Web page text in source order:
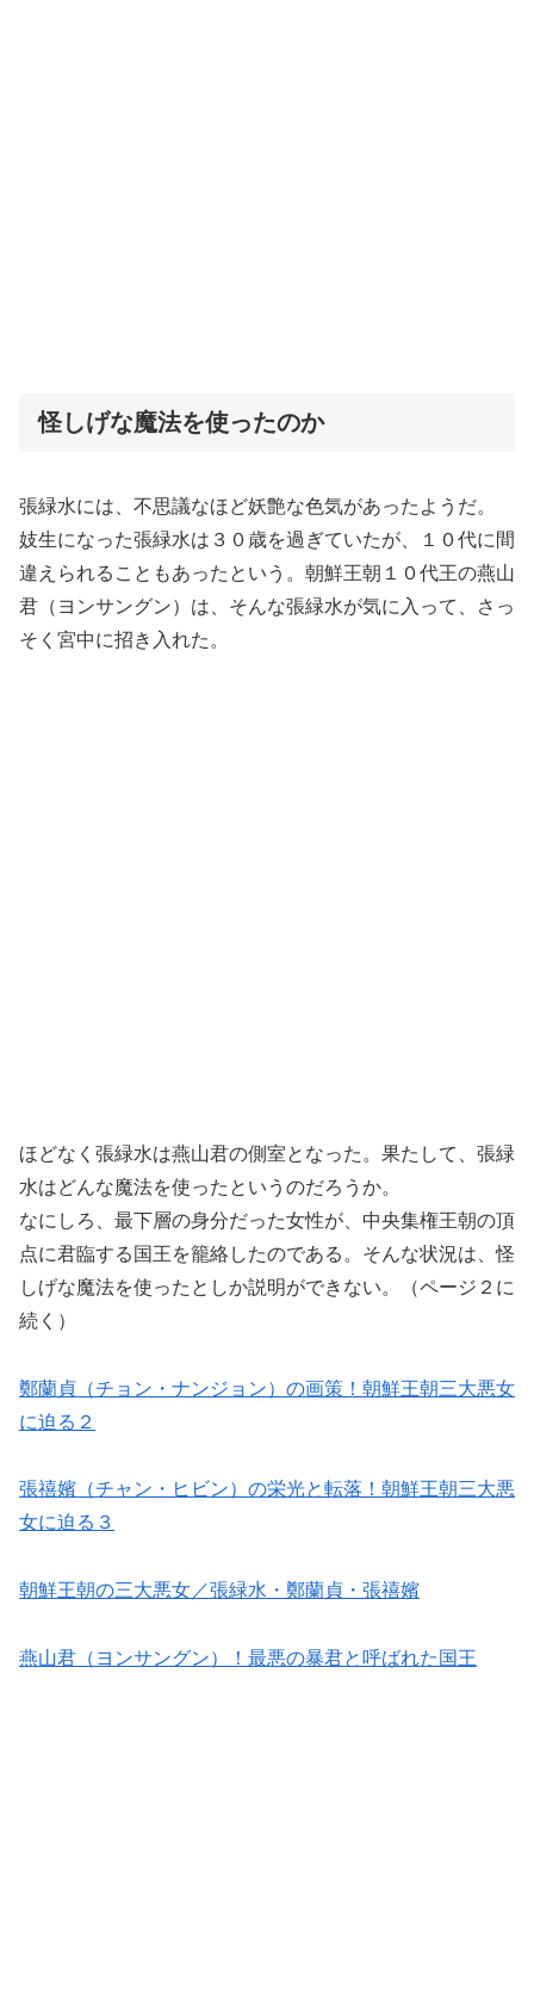
怪しげな魔法を使ったのか
張緑水には、不思議なほど妖艶な色気があったようだ。
妓生になった張緑水は３０歳を過ぎていたが、１０代に間
違えられることもあったという。朝鮮王朝１０代王の燕山
君（ヨンサングン）は、そんな張緑水が気に入って、さっ
そく宮中に招き入れた。
ほどなく張緑水は燕山君の側室となった。果たして、張緑
水はどんな魔法を使ったというのだろうか。
なにしろ、最下層の身分だった女性が、中央集権王朝の頂
点に君臨する国王を籠絡したのである。そんな状況は、怪
しげな魔法を使ったとしか説明ができない。（ページ２に
続く）
鄭蘭貞（チョン・ナンジョン）の画策！朝鮮王朝三大悪女
に迫る２
張禧嬪（チャン・ヒビン）の栄光と転落！朝鮮王朝三大悪
女に迫る３
朝鮮王朝の三大悪女／張緑水・鄭蘭貞・張禧嬪
燕山君（ヨンサングン）！最悪の暴君と呼ばれた国王